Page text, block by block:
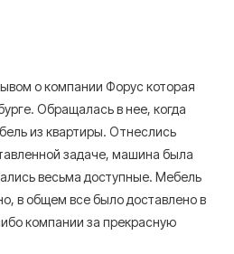
о компании Форус которая
Обращалась в нее, когда
из квартиры. Отнеслись
задаче, машина была
весьма доступные. Мебель
в общем все было доставлено в
компании за прекрасную